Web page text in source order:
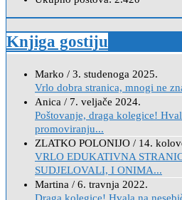
Knjiga gostiju
Marko / 3. studenoga 2025.
Vrlo dobra stranica, mnogi ne
Anica / 7. veljače 2024.
Poštovanje, draga kolegice!
promoviranju...
ZLATKO POLONIJO / 14.
VRLO EDUKATIVNA
SUDJELOVALI, I ONIMA...
Martina / 6. travnja 2022.